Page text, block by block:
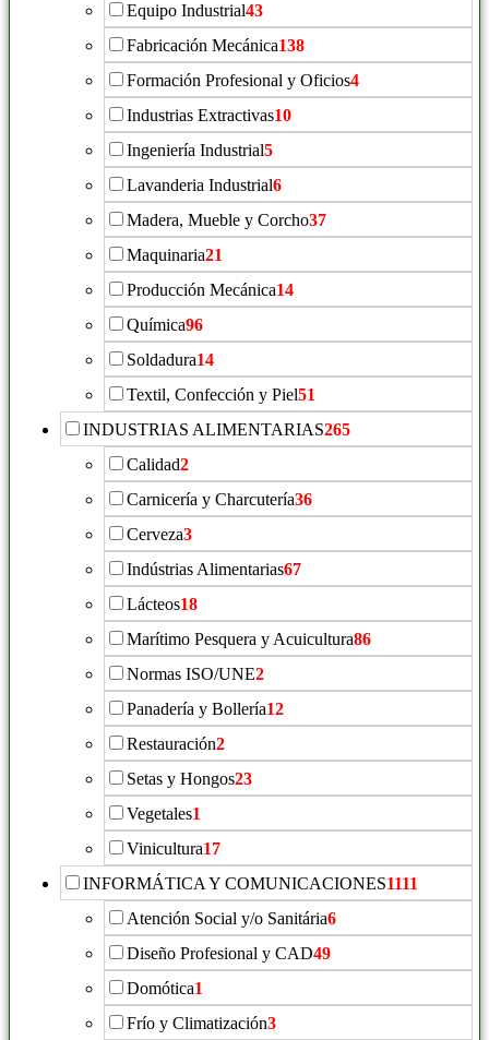
Equipo Industrial43
Fabricación Mecánica138
Formación Profesional y Oficios4
Industrias Extractivas10
Ingeniería Industrial5
Lavanderia Industrial6
Madera, Mueble y Corcho37
Maquinaria21
Producción Mecánica14
Química96
Soldadura14
Textil, Confección y Piel51
INDUSTRIAS ALIMENTARIAS265
Calidad2
Carnicería y Charcutería36
Cerveza3
Indústrias Alimentarias67
Lácteos18
Marítimo Pesquera y Acuicultura86
Normas ISO/UNE2
Panadería y Bollería12
Restauración2
Setas y Hongos23
Vegetales1
Vinicultura17
INFORMÁTICA Y COMUNICACIONES1111
Atención Social y/o Sanitária6
Diseño Profesional y CAD49
Domótica1
Frío y Climatización3